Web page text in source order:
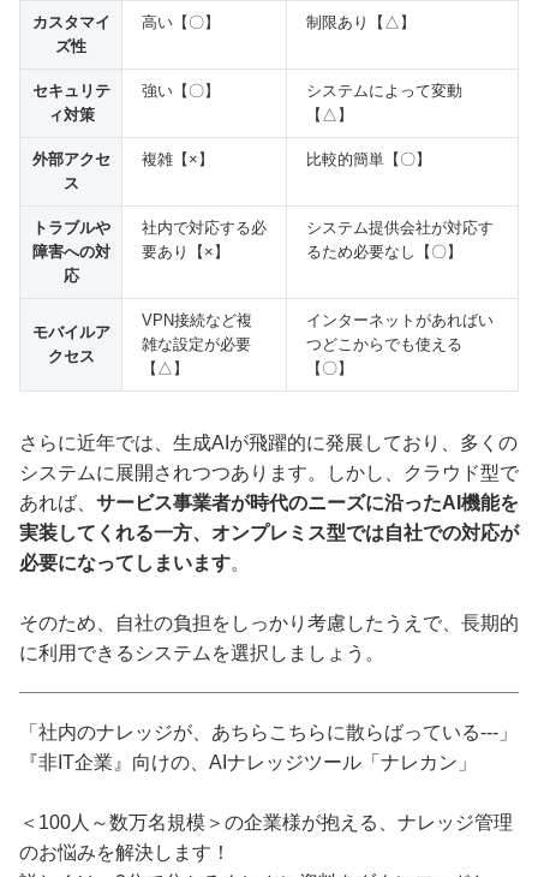
カスタマイ
ズ性
高い【〇】 制限あり【△】
セキュリテ
ィ対策
強い【〇】
システムによって変動
【△】
外部アクセ
ス
複雑【×】 比較的簡単【〇】
トラブルや
障害への対
応
社内で対応する必
要あり【×】
システム提供会社が対応す
るため必要なし【〇】
モバイルア
クセス
VPN接続など複
雑な設定が必要
【△】
インターネットがあればい
つどこからでも使える
【〇】
さらに近年では、生成AIが飛躍的に発展しており、多くの
システムに展開されつつあります。しかし、クラウド型で
あれば、 サービス事業者が時代のニーズに沿ったAI機能を
実装してくれる一方、オンプレミス型では自社での対応が
必要になってしまいます。
そのため、自社の負担をしっかり考慮したうえで、長期的
に利用できるシステムを選択しましょう。
「社内のナレッジが、あちらこちらに散らばっている---」
『非IT企業』向けの、AIナレッジツール「ナレカン」
＜100人～数万名規模＞の企業様が抱える、ナレッジ管理
のお悩みを解決します！